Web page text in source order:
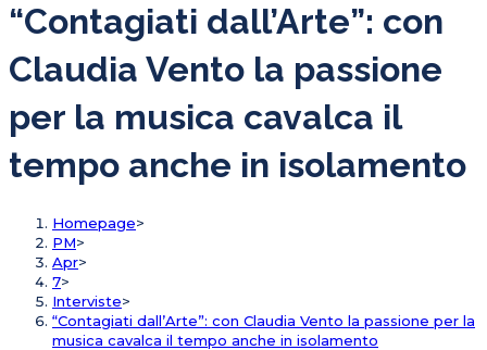
“Contagiati dall’Arte”: con
Claudia Vento la passione
per la musica cavalca il
tempo anche in isolamento
Homepage>
PM>
Apr>
7>
Interviste>
“Contagiati dall’Arte”: con Claudia Vento la passione per la
musica cavalca il tempo anche in isolamento